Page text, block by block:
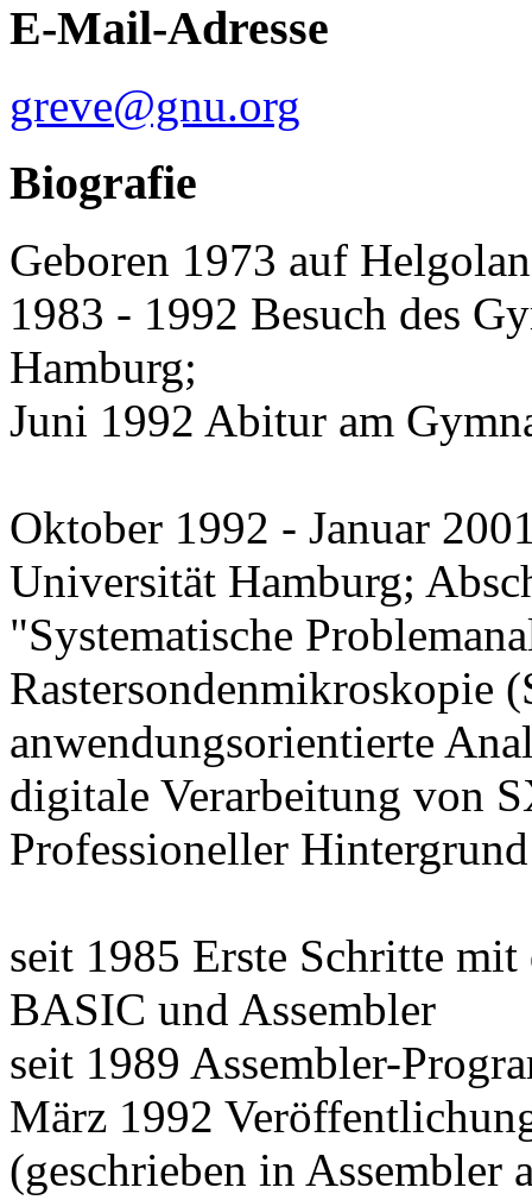
E-Mail-Adresse
greve@gnu.org
Biografie
Geboren 1973 auf
1983 - 1992 Besuch des
Hamburg;
Juni 1992 Abitur am
Oktober 1992 - Januar
Universität Hamburg;
"Systematische
Rastersondenmikroskopie
anwendungsorientierte
digitale Verarbeitung von
Professioneller
seit 1985 Erste Schritte
BASIC und Assembler
seit 1989 Assembler-
März 1992
(geschrieben in Assembler